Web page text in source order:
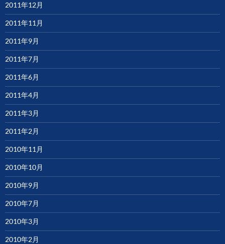
2011年12月
2011年11月
2011年9月
2011年7月
2011年6月
2011年4月
2011年3月
2011年2月
2010年11月
2010年10月
2010年9月
2010年7月
2010年3月
2010年2月